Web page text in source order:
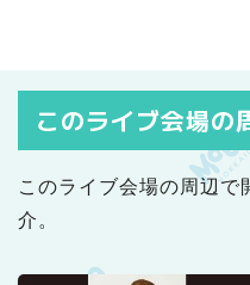
このライブ会場の
このライブ会場の周辺
介。